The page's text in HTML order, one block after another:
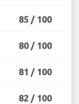
85 / 100
80 / 100
81 / 100
82 / 100